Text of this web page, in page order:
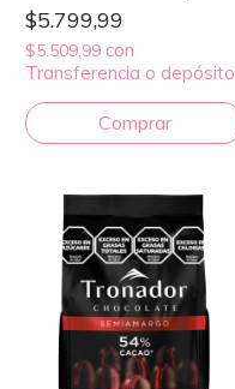
g
$5.799,99
$5.509,99 con
Transferencia o depósito